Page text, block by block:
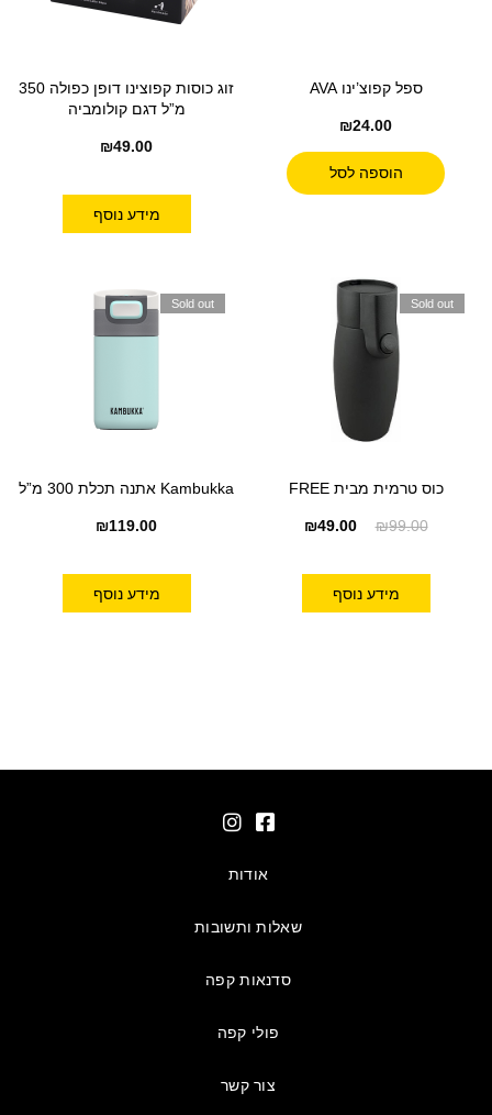
ספל קפוצ’ינו AVA
₪24.00
הוספה לסל
זוג כוסות קפוצינו דופן כפולה 350
מ”ל דגם קולומביה
₪49.00
מידע נוסף
Sold out
כוס טרמית מבית FREE
₪99.00
₪49.00
מידע נוסף
Sold out
Kambukka אתנה תכלת 300 מ”ל
₪119.00
מידע נוסף
אודות
שאלות ותשובות
סדנאות קפה
פולי קפה
צור קשר